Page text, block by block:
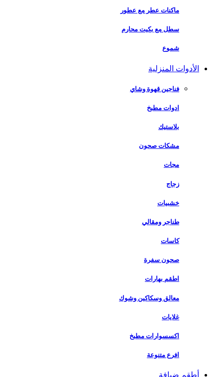
ماكنات عطر مع عطور
سطل مع بكيت محارم
شموع
الأدوات المنزلية
فناجين قهوة وشاي
ادوات مطبخ
بلاستيك
مشكات صحون
مجات
زجاج
خشبيات
طناجر ومقالي
كاسات
صحون سفرة
اطقم بهارات
معالق وسكاكين وشوك
غلايات
اكسسوارات مطبخ
افرع متنوعة
أطقم ضيافة